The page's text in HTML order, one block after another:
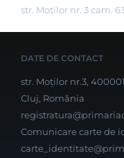
str. Moților nr. 3 cam.
DATE DE CONTACT
str. Moților nr.3,
Cluj, România
Comunicare carte de